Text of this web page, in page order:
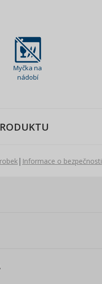
Myčka na
nádobí
| Informace o bezpečnosti